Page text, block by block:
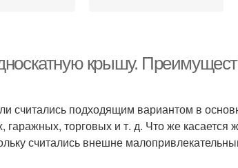
крышу.
считались подходящим вариантом в
торговых и т. д. Что же касается
считались внешне